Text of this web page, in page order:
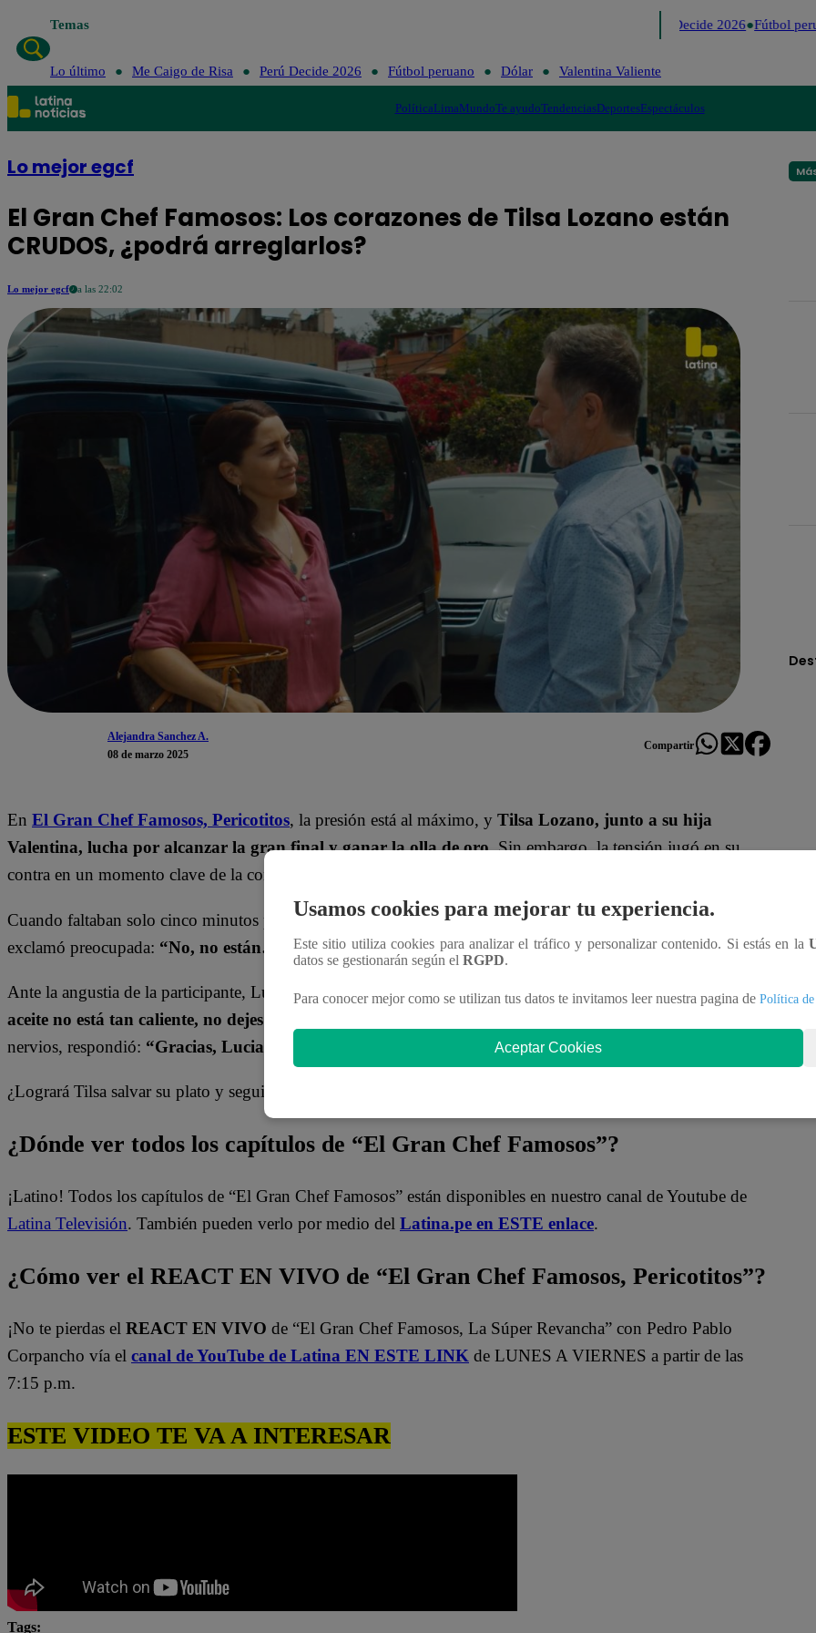
Temas Perú Decide 2026 Fútbol
Lo último Me Caigo de Risa Perú Decide 2026 Fútbol peruano Dólar Valentina Valiente
PolíticaLimaMundoTe ayudoTendenciasDeportesEspectáculos
Lo mejor egcf
El Gran Chef Famosos: Los corazones de Tilsa Lozano están
CRUDOS, ¿podrá arreglarlos?
Lo mejor egcf a las 22:02
Alejandra Sanchez A.
08 de marzo 2025
Compartir
En El Gran Chef Famosos, Pericotitos, la presión está al máximo, y Tilsa Lozano, junto a su hija
Valentina, lucha por alcanzar la gran final y ganar la olla de oro. Sin embargo, la tensión jugó en su
contra en un momento clave de la competencia.
Cuando faltaban solo cinco minutos para terminar su plato, Tilsa notó un problema con su preparación y
exclamó preocupada: “No, no están… ¡están crudos!”.
Ante la angustia de la participante, Luciano Mazzetti se acercó para tranquilizarla y le comentó:“Quizá el
aceite no está tan caliente, no dejes que la psicológica te juegue una mala pasada”
nervios, respondió: “Gracias, Luciano, mi cerebro siempre me juega una mala pasada”
¿Logrará Tilsa salvar su plato y seguir en carrera? Descúbrelo en
¿Dónde ver todos los capítulos de “El Gran Chef Famosos”?
¡Latino! Todos los capítulos de “El Gran Chef Famosos” están disponibles en nuestro canal de Youtube de
Latina Televisión. También pueden verlo por medio del Latina.pe en ESTE enlace.
¿Cómo ver el REACT EN VIVO de “El Gran Chef Famosos, Pericotitos”?
¡No te pierdas el REACT EN VIVO de “El Gran Chef Famosos, La Súper Revancha” con Pedro Pablo
Corpancho vía el canal de YouTube de Latina EN ESTE LINK de LUNES A VIERNES a partir de las
7:15 p.m.
ESTE VIDEO TE VA A INTERESAR
Tags:
Usamos cookies para mejorar tu experiencia.
Este sitio utiliza cookies para analizar el tráfico y personalizar contenido. Si estás en la
datos se gestionarán según el RGPD.
Para conocer mejor como se utilizan tus datos te invitamos leer nuestra pagina de Política
Aceptar Cookies